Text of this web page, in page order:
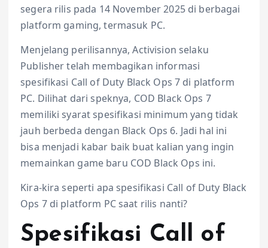
segera rilis pada 14 November 2025 di berbagai
platform gaming, termasuk PC.
Menjelang perilisannya, Activision selaku
Publisher telah membagikan informasi
spesifikasi Call of Duty Black Ops 7 di platform
PC. Dilihat dari speknya, COD Black Ops 7
memiliki syarat spesifikasi minimum yang tidak
jauh berbeda dengan Black Ops 6. Jadi hal ini
bisa menjadi kabar baik buat kalian yang ingin
memainkan game baru COD Black Ops ini.
Kira-kira seperti apa spesifikasi Call of Duty Black
Ops 7 di platform PC saat rilis nanti?
Spesifikasi Call of